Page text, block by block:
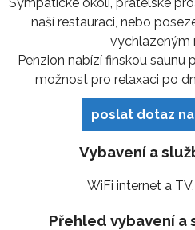
naší restauraci, nebo
vychlazeným
Penzion nabízí finskou saunu
možnost pro relaxaci po
poslat dotaz
Vybavení a
WiFi internet a
Přehled vybavení a